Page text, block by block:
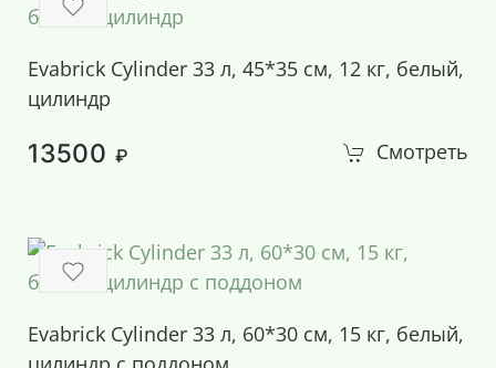
Evabrick Cylinder 33 л, 45*35 см, 12 кг, белый,
цилиндр
13500 ₽ Смотреть
Evabrick Cylinder 33 л, 60*30 см, 15 кг, белый,